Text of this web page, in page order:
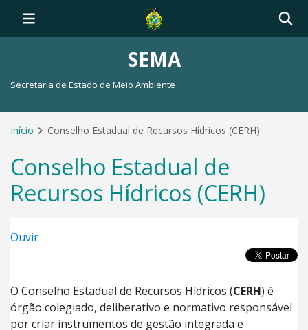
SEMA
Secretaria de Estado de Meio Ambiente
Início Conselho Estadual de Recursos Hídricos (CERH)
Conselho Estadual de
Recursos Hídricos (CERH)
Ouvir
O Conselho Estadual de Recursos Hídricos (CERH) é
órgão colegiado, deliberativo e normativo responsável
por criar instrumentos de gestão integrada e